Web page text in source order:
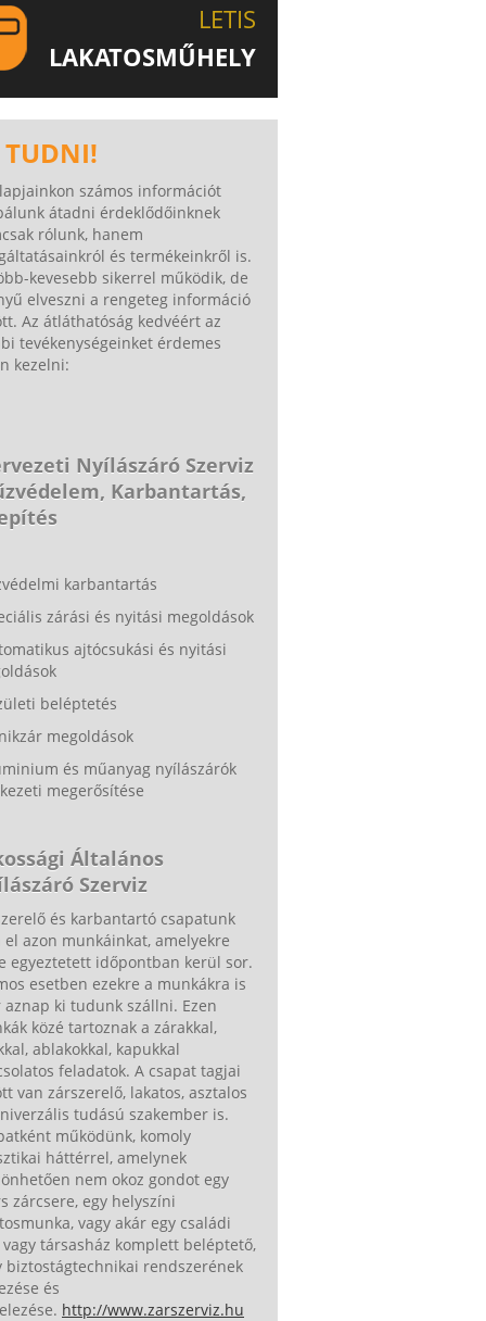
LETIS
LAKATOSMŰHELY
TUDNI!
számos információt
átadni érdeklődőinknek
rólunk, hanem
és termékeinkről is.
kevesebb sikerrel működik, de
elveszni a rengeteg információ
Az átláthatóság kedvéért az
tevékenységeinket érdemes
kezelni:
Nyílászáró Szerviz
Karbantartás,
karbantartás
zárási és nyitási megoldások
ajtócsukási és nyitási
beléptetés
megoldások
és műanyag nyílászárók
megerősítése
Általános
Szerviz
és karbantartó csapatunk
el azon munkáinkat, amelyekre
egyeztetett időpontban kerül sor.
esetben ezekre a munkákra is
aznap ki tudunk szállni. Ezen
közé tartoznak a zárakkal,
ablakokkal, kapukkal
feladatok. A csapat tagjai
van zárszerelő, lakatos, asztalos
tudású szakember is.
működünk, komoly
háttérrel, amelynek
nem okoz gondot egy
zárcsere, egy helyszíni
vagy akár egy családi
vagy társasház komplett beléptető,
biztostágtechnikai rendszerének
és
http://www.zarszerviz.hu